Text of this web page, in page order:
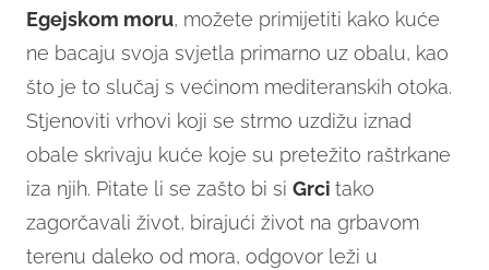
Egejskom moru, možete primijetiti kako kuće
ne bacaju svoja svjetla primarno uz obalu, kao
što je to slučaj s većinom mediteranskih otoka.
Stjenoviti vrhovi koji se strmo uzdižu iznad
obale skrivaju kuće koje su pretežito raštrkane
iza njih. Pitate li se zašto bi si Grci tako
zagorčavali život, birajući život na grbavom
terenu daleko od mora, odgovor leži u